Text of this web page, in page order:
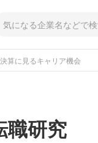
算に見るキャリア機会
職研究